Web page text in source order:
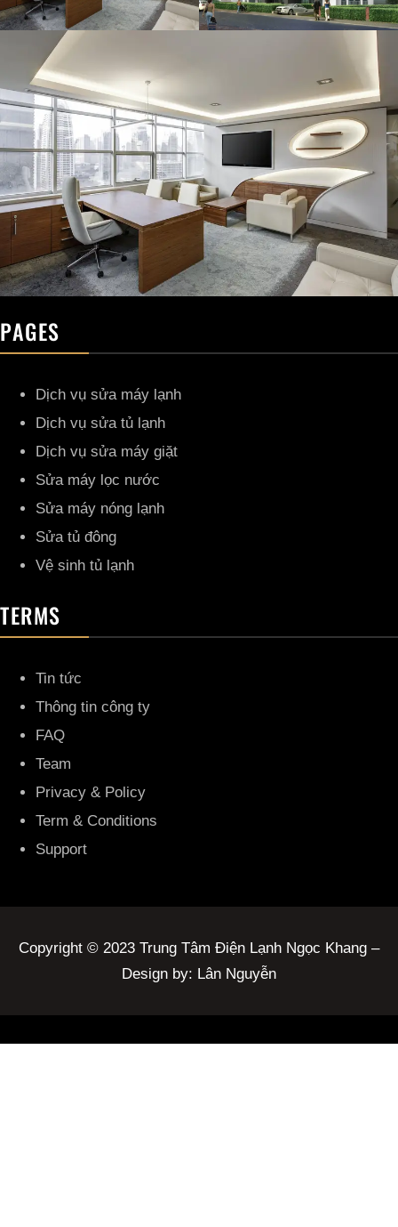
PAGES
Dịch vụ sửa máy lạnh
Dịch vụ sửa tủ lạnh
Dịch vụ sửa máy giặt
Sửa máy lọc nước
Sửa máy nóng lạnh
Sửa tủ đông
Vệ sinh tủ lạnh
TERMS
Tin tức
Thông tin công ty
FAQ
Team
Privacy & Policy
Term & Conditions
Support
Copyright © 2023 Trung Tâm Điện Lạnh Ngọc Khang –
Design by: Lân Nguyễn